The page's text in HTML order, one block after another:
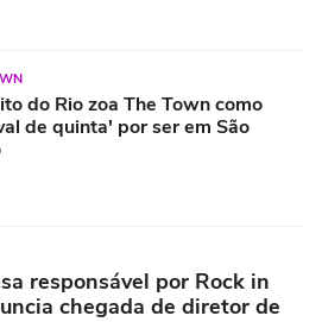
do Rio zoa The Town como
de quinta' por ser em São
responsável por Rock in
chegada de diretor de